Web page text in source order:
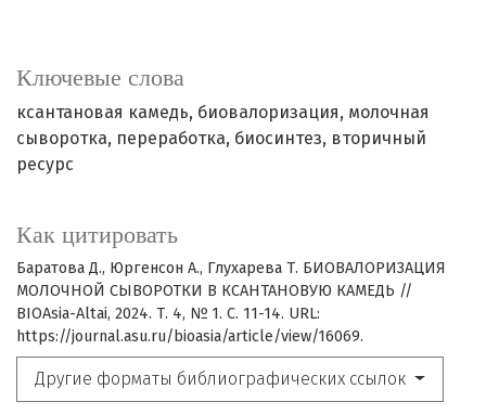
Ключевые слова
ксантановая камедь биовалоризация молочная
сыворотка переработка биосинтез вторичный
ресурс
Как цитировать
Баратова Д., Юргенсон А., Глухарева Т. БИОВАЛОРИЗАЦИЯ
МОЛОЧНОЙ СЫВОРОТКИ В КСАНТАНОВУЮ КАМЕДЬ //
BIOAsia-Altai, 2024. Т. 4, № 1. С. 11-14. URL:
https://journal.asu.ru/bioasia/article/view/16069.
Другие форматы библиографических ссылок